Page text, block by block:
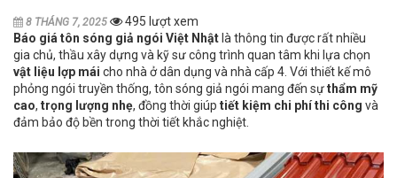
8 THÁNG 7, 2025
495 lượt xem
Báo giá tôn sóng giả ngói Việt Nhật là thông tin được rất nhiều
gia chủ, thầu xây dựng và kỹ sư công trình quan tâm khi lựa chọn
vật liệu lợp mái cho nhà ở dân dụng và nhà cấp 4. Với thiết kế mô
phỏng ngói truyền thống, tôn sóng giả ngói mang đến sựthẩm mỹ
cao, trọng lượng nhẹ, đồng thời giúp tiết kiệm chi phí thi công và
đảm bảo độ bền trong thời tiết khắc nghiệt.